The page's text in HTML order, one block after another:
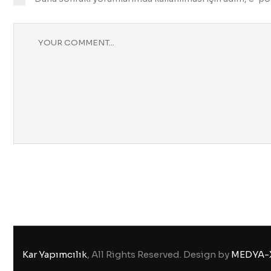
Kar Yapımcılık, All Rights Reserved. Design by MEDYA-